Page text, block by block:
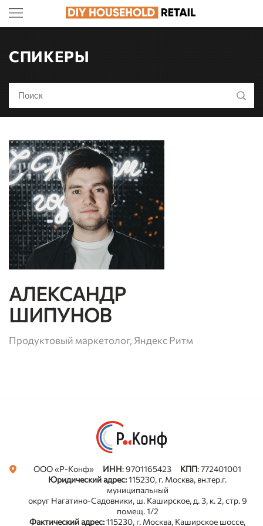
СПИКЕРЫ
АЛЕКСАНДР
ШИПУНОВ
Продуктовый маркетолог, Яндекс Ритм
ООО «Р-Конф» ИНН: 9701165423 КПП: 772401001
Юридический адрес:115230, г. Москва, вн.тер.г.
муниципальный
округ Нагатино-Садовники, ш. Каширское, д. 3, к. 2, стр. 9
помещ. 1/2
Фактический адрес:115230, г. Москва, Каширское шоссе,
Privacy notice